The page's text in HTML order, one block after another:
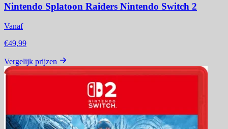
Nintendo Splatoon Raiders Nintendo Switch 2
Vanaf
€49,99
Vergelijk prijzen